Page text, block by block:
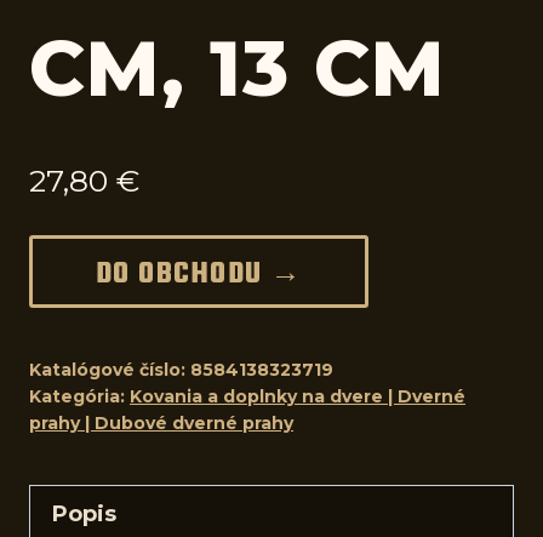
CM, 13 CM
27,80 €
DO OBCHODU →
Katalógové číslo: 8584138323719
Kategória: Kovania a doplnky na dvere | Dverné
prahy | Dubové dverné prahy
Popis